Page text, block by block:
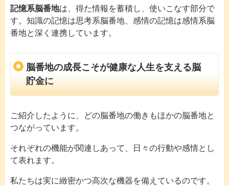
記憶系脳番地は、得た情報を蓄積し、使いこなす部分で
す。知識の記憶は思考系脳番地、感情の記憶は感情系脳
番地と深く連携しています。
脳番地の成長こそが健康な人生を支える脳
貯金に
ご紹介したように、どの脳番地の働きもほかの脳番地と
つながっています。
それぞれの機能が関連しあって、日々の行動や感情とし
て表れます。
私たちは実に緻密かつ高次な機器を備えているのです。